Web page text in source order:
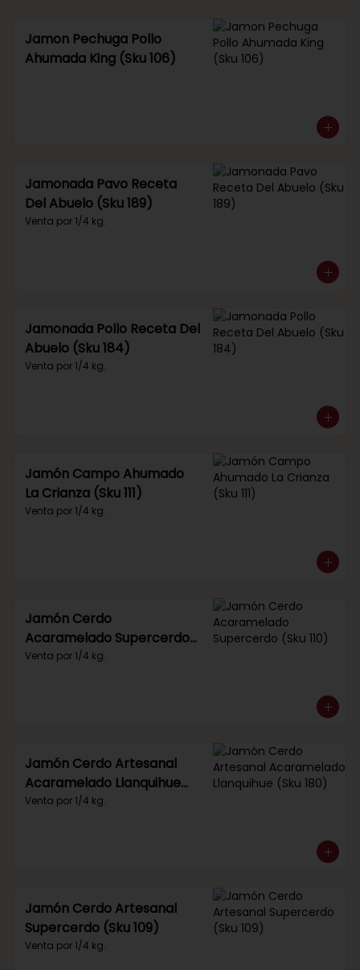
Jamon Pechuga Pollo
Ahumada King (Sku 106)
Jamonada Pavo Receta
Del Abuelo (Sku 189)
Venta por 1/4 kg.
Jamonada Pollo Receta Del
Abuelo (Sku 184)
Venta por 1/4 kg.
Jamón Campo Ahumado
La Crianza (Sku 111)
Venta por 1/4 kg.
Jamón Cerdo
Acaramelado Supercerdo
(Sku 110)
Venta por 1/4 kg.
Jamón Cerdo Artesanal
Acaramelado Llanquihue
(Sku 180)
Venta por 1/4 kg.
Jamón Cerdo Artesanal
Supercerdo (Sku 109)
Venta por 1/4 kg.